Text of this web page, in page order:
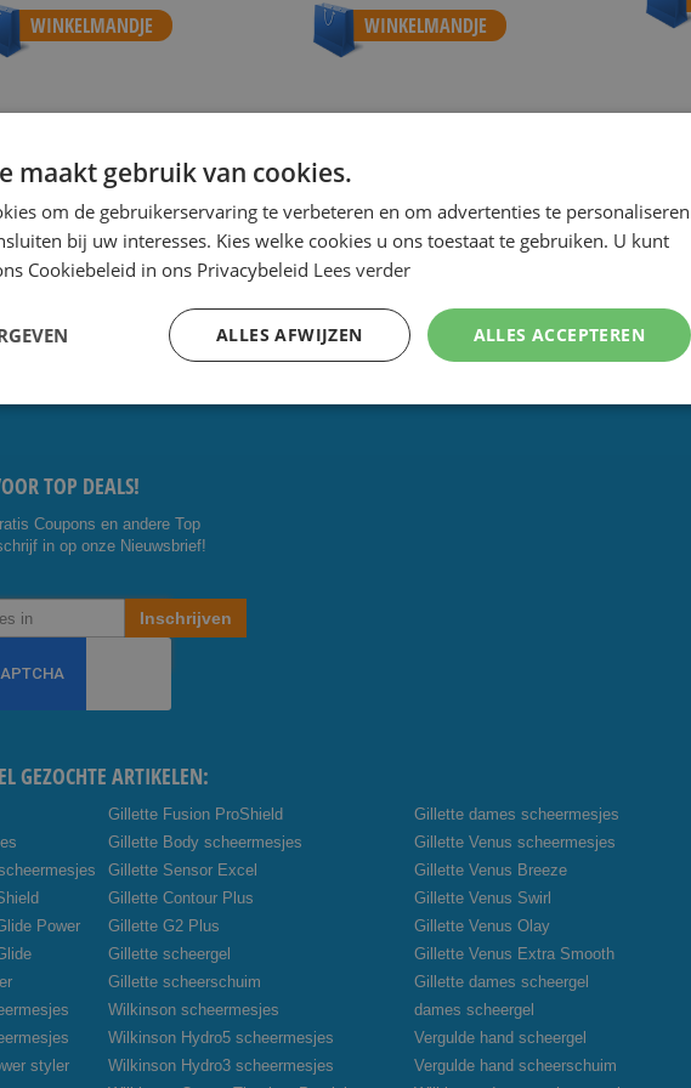
WINKELMANDJE WINKELMANDJE
de scherpste prijs. Speciale Dag- en Weekaanbiedingen.
ok
e
TOP DEALS!
Coupons en andere Top
in op onze Nieuwsbrief!
Inschrijven
GEZOCHTE ARTIKELEN:
Power
styler
Gillette Fusion ProShield
Gillette Body scheermesjes
Gillette Sensor Excel
Gillette Contour Plus
Gillette G2 Plus
Gillette scheergel
Gillette scheerschuim
Wilkinson scheermesjes
Wilkinson Hydro5 scheermesjes
Wilkinson Hydro3 scheermesjes
Gillette dames scheermesjes
Gillette Venus scheermesjes
Gillette Venus Breeze
Gillette Venus Swirl
Gillette Venus Olay
Gillette Venus Extra Smooth
Gillette dames scheergel
dames scheergel
Vergulde hand scheergel
Vergulde hand scheerschuim
DUTCH
maakt gebruik van cookies.
om de gebruikerservaring te verbeteren en om advertenties te personaliseren
bij uw interesses. Kies welke cookies u ons toestaat te gebruiken. U kunt
Cookiebeleid in ons Privacybeleid Lees verder
ALLES ACCEPTEREN
ALLES AFWIJZEN